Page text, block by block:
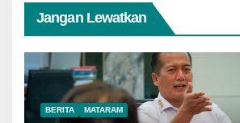
Jangan Lewatkan
BERITA MATARAM